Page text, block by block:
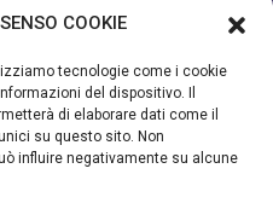
COOKIE
tecnologie come i cookie
del dispositivo. Il
di elaborare dati come il
su questo sito. Non
influire negativamente su alcune
GAL Patavino
del Veneto –
e Irrigazione.
di Sviluppo Rurale per il
GAL Patavino.